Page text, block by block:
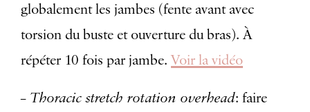
globalement les jambes (fente avant avec
torsion du buste et ouverture du bras). À
répéter 10 fois par jambe. Voir la vidéo
– Thoracic stretch rotation overhead: faire